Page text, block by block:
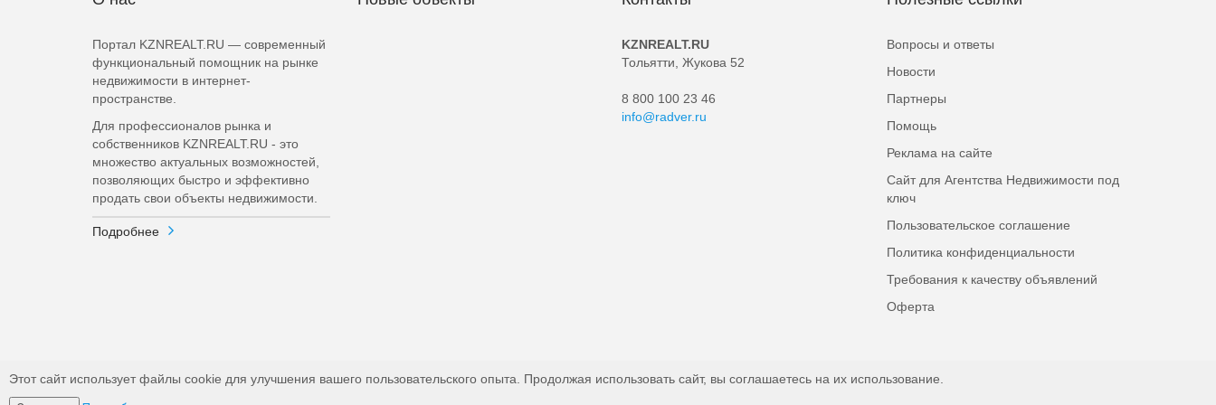
Портал KZNREALT.RU — современный
функциональный помощник на рынке
недвижимости в интернет-
пространстве.
Для профессионалов рынка и
собственников KZNREALT.RU - это
множество актуальных возможностей,
позволяющих быстро и эффективно
продать свои объекты недвижимости.
Подробнее
KZNREALT.RU
Тольятти, Жукова 52
8 800 100 23 46
info@radver.ru
Вопросы и ответы
Новости
Партнеры
Помощь
Реклама на сайте
Сайт для Агентства Недвижимости под
ключ
Пользовательское соглашение
Политика конфиденциальности
Требования к качеству объявлений
Оферта
Этот сайт использует файлы cookie для улучшения вашего пользовательского опыта. Продолжая использовать сайт, вы соглашаетесь на их использование.